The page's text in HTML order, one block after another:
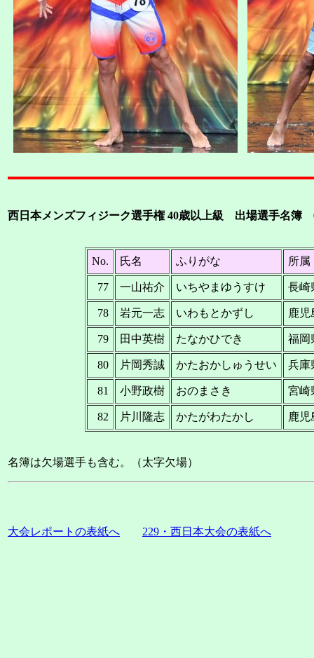
西日本メンズフィジーク選手権 40歳以上級 出場選手名簿
No. 氏名 ふりがな 所属
77 一山祐介 いちやまゆうすけ 長崎
78 岩元一志 いわもとかずし 鹿児
79 田中英樹 たなかひでき 福岡
80 片岡秀誠 かたおかしゅうせい 兵庫
81 小野政樹 おのまさき 宮崎
82 片川隆志 かたがわたかし 鹿児
名簿は欠場選手も含む。（太字欠場）
大会レポートの表紙へ 229・西日本大会の表紙へ